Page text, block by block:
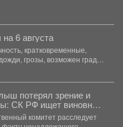
6 августа
кратковременные,
грозы, возможен град.
потерял зрение и
СК РФ ищет виновных
детствекомитет расследует